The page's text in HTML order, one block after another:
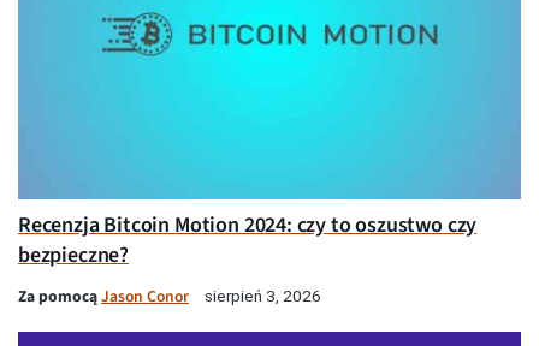
Recenzja Bitcoin Motion 2024: czy to oszustwo czy
bezpieczne?
Za pomocąJason Conor sierpień 3, 2026